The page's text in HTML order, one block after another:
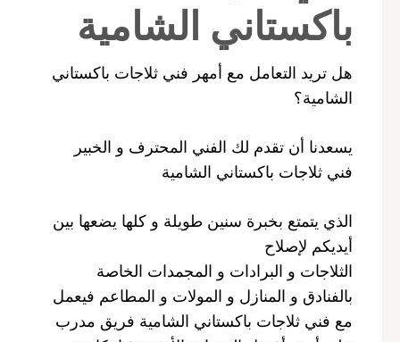
باكستاني الشامية
هل تريد التعامل مع أمهر فني ثلاجات باكستاني
الشامية؟
يسعدنا أن تقدم لك الفني المحترف و الخبير
فني ثلاجات باكستاني الشامية
الذي يتمتع بخبرة سنين طويلة و كلها يضعها بين
أيديكم لإصلاح
الثلاجات و البرادات و المجمدات الخاصة
بالفنادق و المنازل و المولات و المطاعم فيعمل
مع فني ثلاجات باكستاني الشامية فريق مدرب